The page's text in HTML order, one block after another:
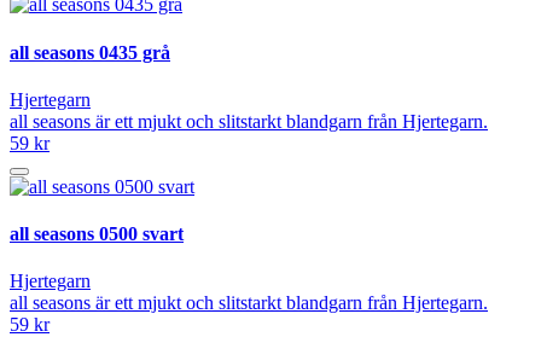
all seasons 0435 grå
Hjertegarn
all seasons är ett mjukt och slitstarkt blandgarn från Hjertegarn.
59 kr
all seasons 0500 svart
Hjertegarn
all seasons är ett mjukt och slitstarkt blandgarn från Hjertegarn.
59 kr